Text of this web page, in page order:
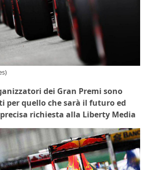
dei Gran Premi sono
per quello che sarà il futuro ed
richiesta alla Liberty Media